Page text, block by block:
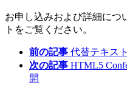
お申し込みおよび詳細につ
トをご覧ください。
前の記事 代替テキス
次の記事 HTML5
開